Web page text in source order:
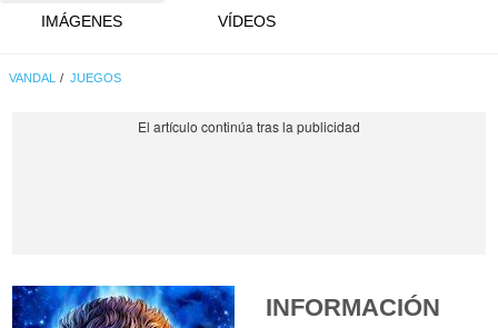
IMÁGENES
VÍDEOS
VANDAL JUEGOS
INFORMACIÓN